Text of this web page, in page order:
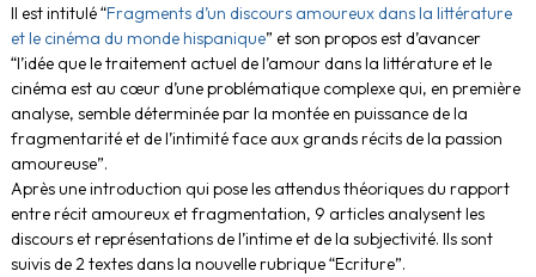
Il est intitulé “Fragments d’un discours amoureux dans la littérature
et le cinéma du monde hispanique” et son propos est d’avancer
“l’idée que le traitement actuel de l’amour dans la littérature et le
cinéma est au cœur d’une problématique complexe qui, en première
analyse, semble déterminée par la montée en puissance de la
fragmentarité et de l’intimité face aux grands récits de la passion
amoureuse”.
Après une introduction qui pose les attendus théoriques du rapport
entre récit amoureux et fragmentation, 9 articles analysent les
discours et représentations de l’intime et de la subjectivité. Ils sont
suivis de 2 textes dans la nouvelle rubrique “Ecriture”.